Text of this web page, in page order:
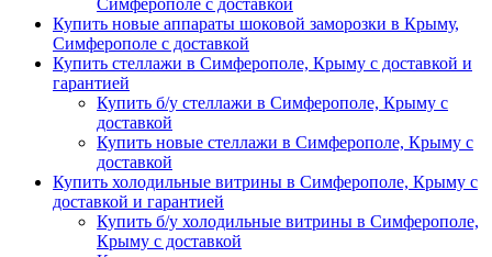
Симферополе с доставкой
Купить новые аппараты шоковой заморозки в Крыму,
Симферополе с доставкой
Купить стеллажи в Симферополе, Крыму с доставкой и
гарантией
Купить б/у стеллажи в Симферополе, Крыму с
доставкой
Купить новые стеллажи в Симферополе, Крыму с
доставкой
Купить холодильные витрины в Симферополе, Крыму с
доставкой и гарантией
Купить б/у холодильные витрины в Симферополе,
Крыму с доставкой